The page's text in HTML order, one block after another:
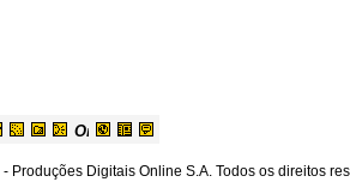
- Produções Digitais Online S.A. Todos os direitos